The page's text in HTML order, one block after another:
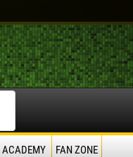
ACADEMY FAN ZONE